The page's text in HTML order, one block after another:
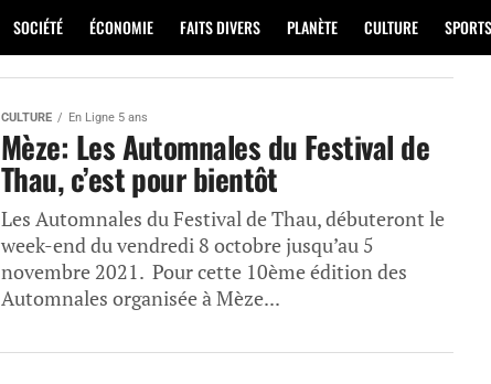
SOCIÉTÉ ÉCONOMIE FAITS DIVERS PLANÈTE CULTURE SPORTS
CULTURE En Ligne 5 ans
Mèze: Les Automnales du Festival de
Thau, c’est pour bientôt
Les Automnales du Festival de Thau, débuteront le
week-end du vendredi 8 octobre jusqu’au 5
novembre 2021. Pour cette 10ème édition des
Automnales organisée à Mèze...